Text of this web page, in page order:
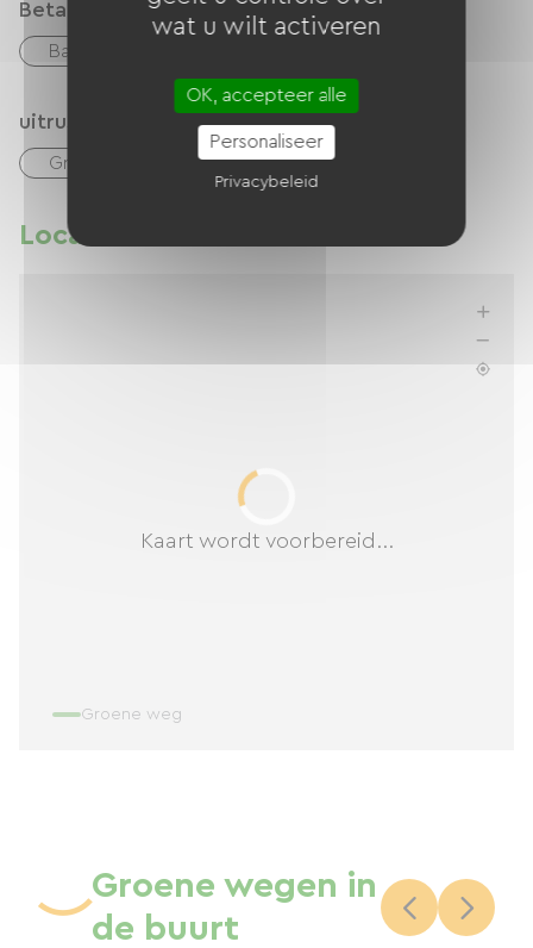
Betaalmethoden
Bankkaart
uitrusting
Gratis Wifi TV TNT
Locatie
Kaart wordt voorbereid...
Groene weg
Groene wegen in
de buurt
wat u wilt activeren
OK, accepteer alle
Personaliseer
Privacybeleid